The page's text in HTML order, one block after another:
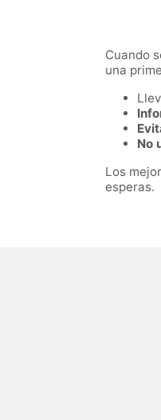
Cuando
una
No
Los
esperas.